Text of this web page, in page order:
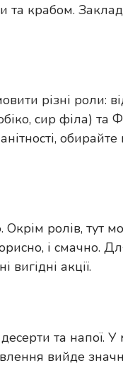
крабом.
різні роли:
сир філа)
ролів, тут
і смачно.
акції.
та напої.
вийде